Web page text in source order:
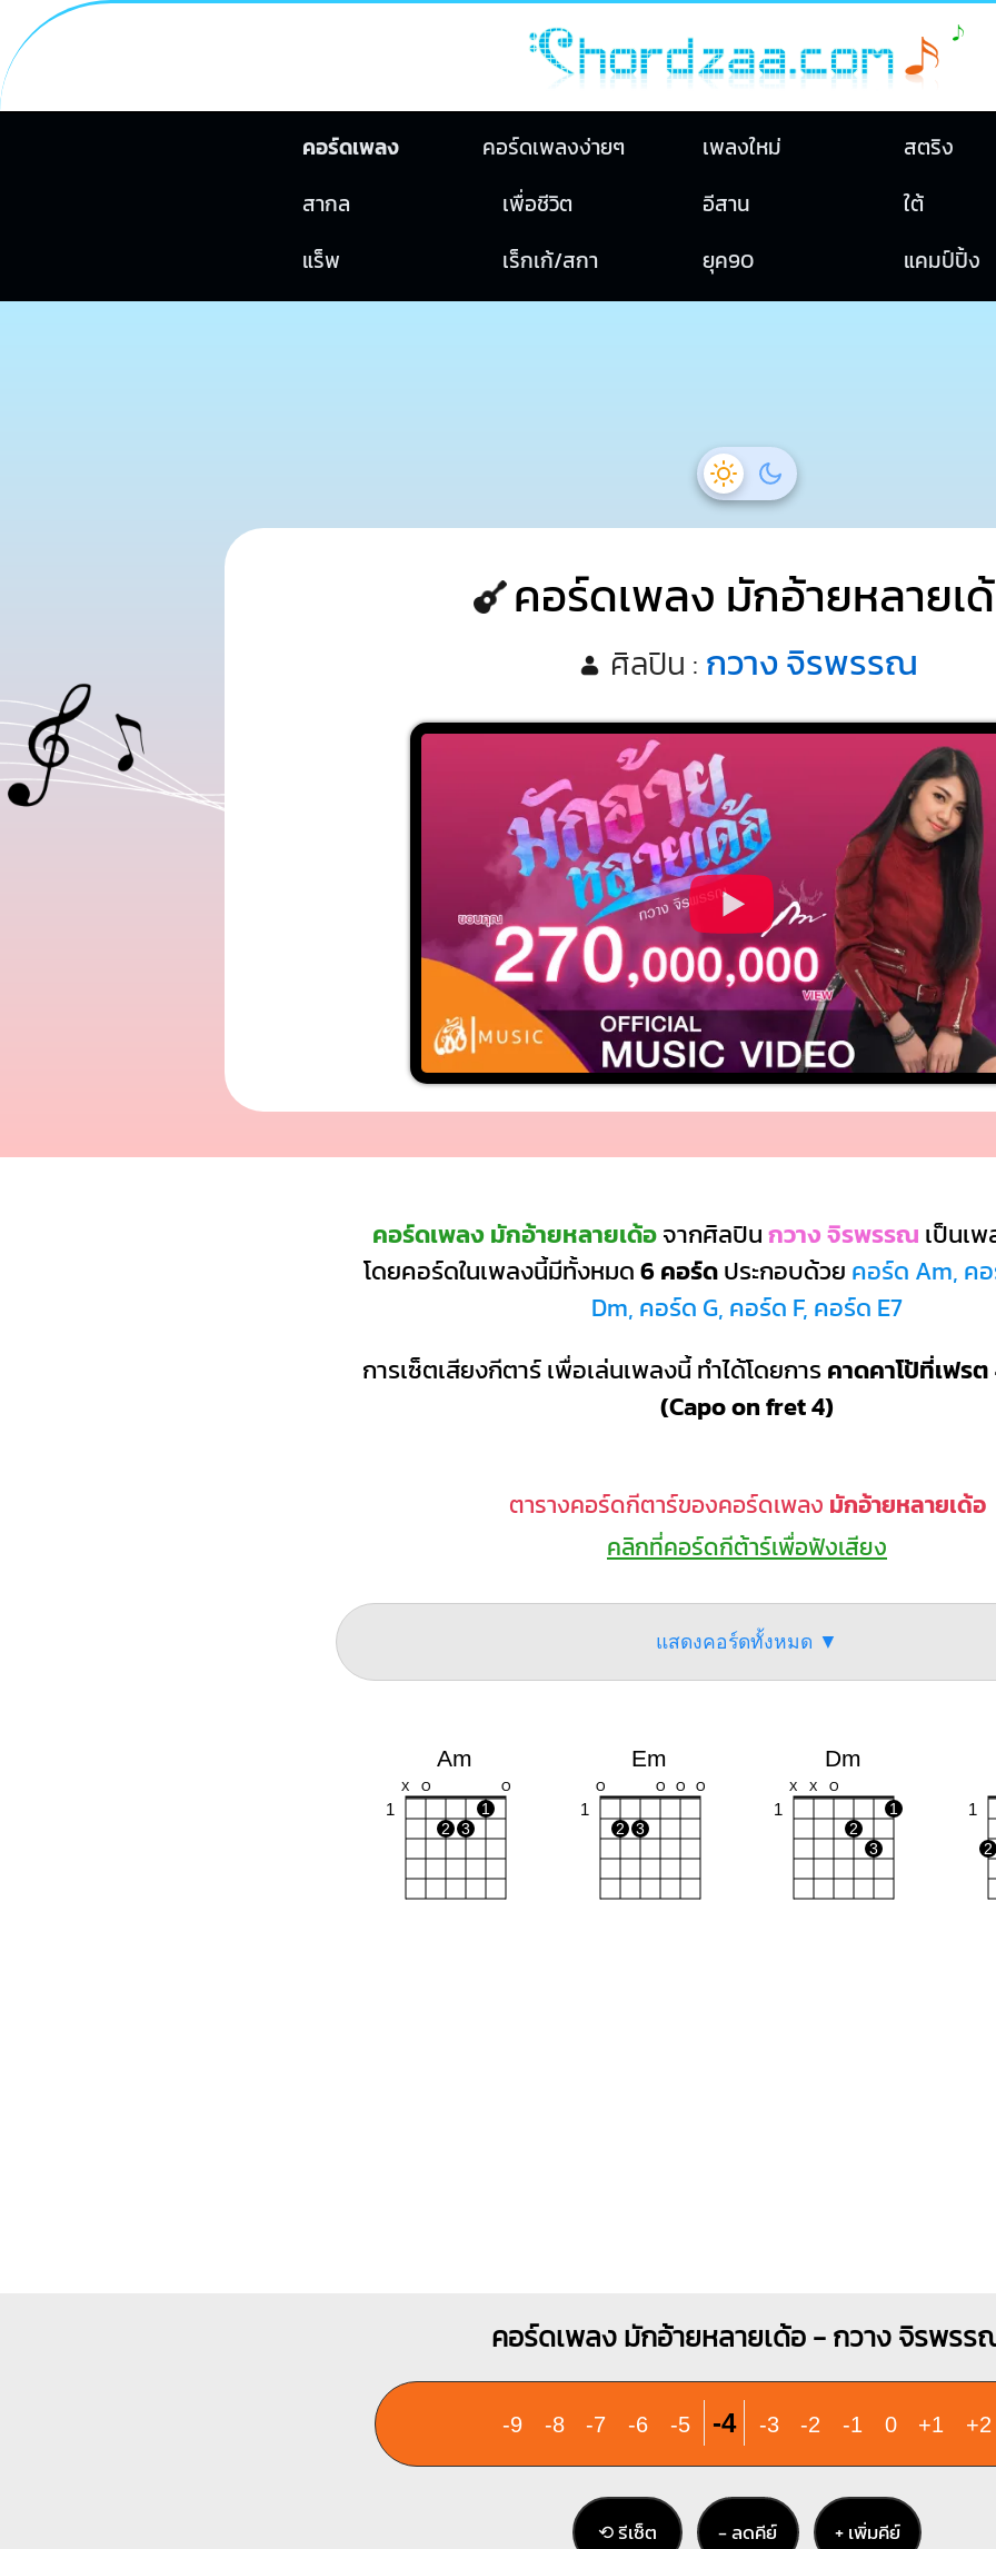
คอร์ดเพลง คอร์ดเพลงง่ายๆ เพลงใหม่
สตริง
สากล
เพื่อชีวิต อีสาน
ใต้
แร็พ
เร็กเก้/สกา ยุค90 แคมป์ปิ้ง
คอร์ดเพลง มักอ้ายหลายเ
ศิลปิน : กวาง จิรพรรณ
คอร์ดเพลง มักอ้ายหลายเด้อจากศิลปินกวาง จิรพรรณ เป็นเ
โดยคอร์ดในเพลงนี้มีทั้งหมด6 คอร์ดประกอบด้วย คอร์ด Am, ค
Dm, คอร์ด G, คอร์ด F, คอร์ด E7
การเซ็ตเสียงกีตาร์ เพื่อเล่นเพลงนี้ ทำได้โดยการ คาดคาโป้ที่เฟร
(Capo on fret 4)
ตารางคอร์ดกีตาร์ของคอร์ดเพลง มักอ้ายหลายเด้อ
คลิกที่คอร์ดกีต้าร์เพื่อฟังเสียง
แสดงคอร์ดทั้งหมด ▼
Am
X O O
1
1
2
3
Em
O O O O
1
2 3
Dm
X X O
1
1
2
3
1
2
คอร์ดเพลง มักอ้ายหลายเด้อ - กวาง จิรพรร
-9 -8 -7 -6 -5 -4 -3 -2 -1 0 +1 +2
⟲ รีเซ็ต − ลดคีย์ + เพิ่มคีย์